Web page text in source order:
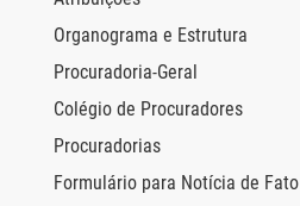
Organograma e Estrutura
Procuradoria-Geral
Colégio de Procuradores
Procuradorias
Formulário para Notícia de Fato